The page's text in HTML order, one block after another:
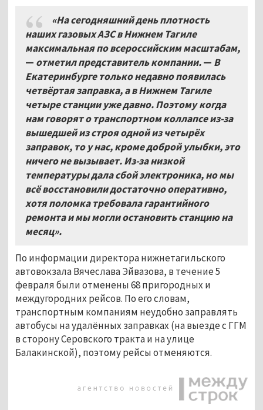
«На сегодняшний день плотность
наших газовых АЗС в Нижнем Тагиле
максимальная по всероссийским масштабам,
— отметил представитель компании.— В
Екатеринбурге только недавно появилась
четвёртая заправка, а в Нижнем Тагиле
четыре станции уже давно. Поэтому когда
нам говорят о транспортном коллапсе из-за
вышедшей из строя одной из четырёх
заправок, то у нас, кроме доброй улыбки, это
ничего не вызывает. Из-за низкой
температуры дала сбой электроника, но мы
всё восстановили достаточно оперативно,
хотя поломка требовала гарантийного
ремонта и мы могли остановить станцию на
месяц».
По информации директора нижнетагильского
автовокзала Вячеслава Эйвазова, в течение 5
февраля были отменены 68 пригородных и
междугородних рейсов. По его словам,
транспортным компаниям неудобно заправлять
автобусы на удалённых заправках (на выезде с ГГМ
в сторону Серовского тракта и на улице
Балакинской), поэтому рейсы отменяются.